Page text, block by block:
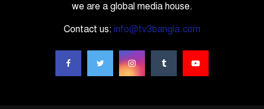
we are a global media house.
Contact us: info@tv3bangla.com